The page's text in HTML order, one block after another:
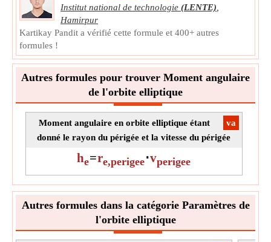
Institut national de technologie (LENTE)
Hamirpur
Kartikay Pandit a vérifié cette formule et 400+ autres
formules !
Autres formules pour trouver Moment angulaire
de l'orbite elliptique
​va
Moment angulaire en orbite elliptique étant
donné le rayon du périgée et la vitesse du périgée
he=re,perigee⋅vperigee
Autres formules dans la catégorie Paramètres de
l'orbite elliptique